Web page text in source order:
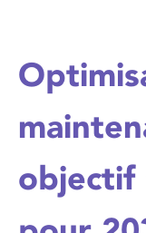
objectif